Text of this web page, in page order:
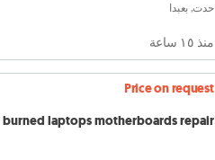
حدت, بعبدا
منذ ١٥ ساعة
Price on request
burned laptops motherboards repair